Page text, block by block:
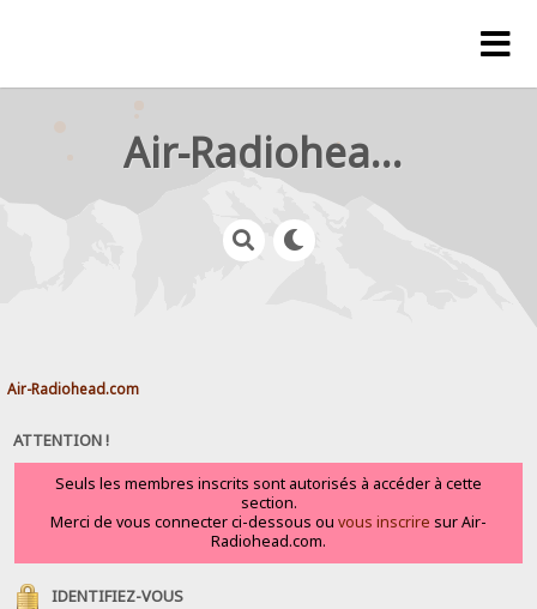
Air-Radiohead.com
Air-Radiohead.com
ATTENTION !
Seuls les membres inscrits sont autorisés à accéder à cette
section.
Merci de vous connecter ci-dessous ou vous inscrire sur Air-
Radiohead.com.
IDENTIFIEZ-VOUS